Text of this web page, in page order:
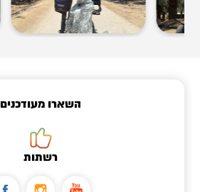
השארו מעודכנים
רשתות